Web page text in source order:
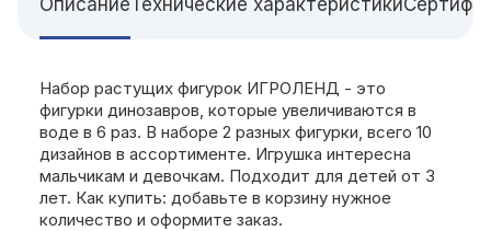
Набор растущих фигурок ИГРОЛЕНД - это
фигурки динозавров, которые увеличиваются в
воде в 6 раз. В наборе 2 разных фигурки, всего 10
дизайнов в ассортименте. Игрушка интересна
мальчикам и девочкам. Подходит для детей от 3
лет. Как купить: добавьте в корзину нужное
количество и оформите заказ.